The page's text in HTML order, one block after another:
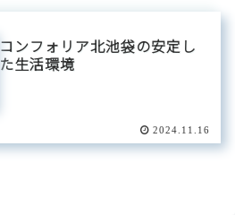
コンフォリア北池袋の安定し
た生活環境
2024.11.16